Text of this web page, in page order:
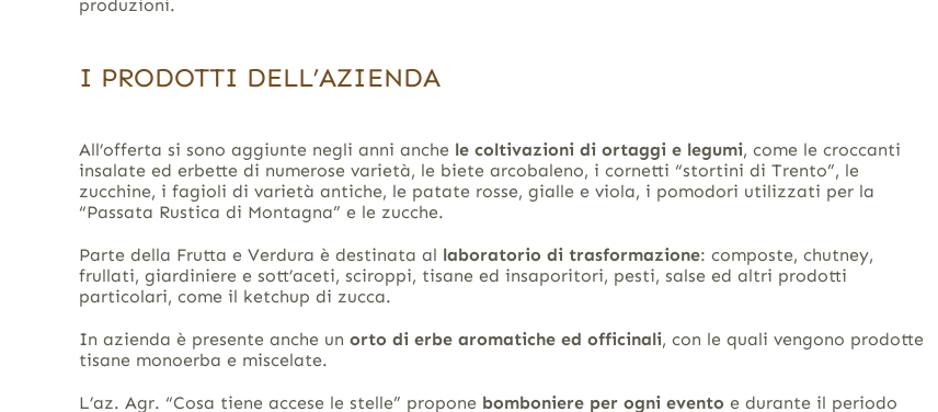
produzioni.
I PRODOTTI DELL’AZIENDA
All’offerta si sono aggiunte negli anni anche le coltivazioni di ortaggi e legumi, come le croccanti
insalate ed erbette di numerose varietà, le biete arcobaleno, i cornetti “stortini di Trento”, le
zucchine, i fagioli di varietà antiche, le patate rosse, gialle e viola, i pomodori utilizzati per la
“Passata Rustica di Montagna” e le zucche.
Parte della Frutta e Verdura è destinata al laboratorio di trasformazione: composte, chutney,
frullati, giardiniere e sott’aceti, sciroppi, tisane ed insaporitori, pesti, salse ed altri prodotti
particolari, come il ketchup di zucca.
In azienda è presente anche un orto di erbe aromatiche ed officinali, con le quali vengono prodotte
tisane monoerba e miscelate.
L’az. Agr. “Cosa tiene accese le stelle” propone bomboniere per ogni evento e durante il periodo